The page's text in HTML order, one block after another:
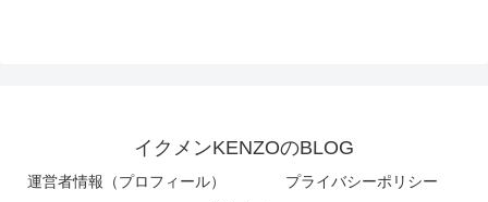
イクメンKENZOのBLOG
運営者情報（プロフィール）
プライバシーポリシー